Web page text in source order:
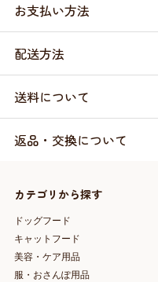
お支払い方法
配送方法
送料について
返品・交換について
カテゴリから探す
ドッグフード
キャットフード
美容・ケア用品
服・おさんぽ用品